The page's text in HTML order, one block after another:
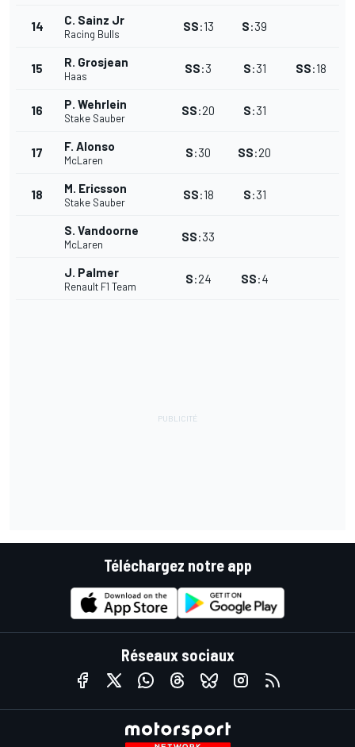
14 C. Sainz Jr
Racing Bulls
SS:13 S:39
15 R. Grosjean
Haas
SS:3 S:31 SS:18
16 P. Wehrlein
Stake Sauber
SS:20 S:31
17 F. Alonso
McLaren
S:30 SS:20
18 M. Ericsson
Stake Sauber
SS:18 S:31
S. Vandoorne
McLaren
SS:33
J. Palmer
Renault F1 Team
S:24 SS:4
Téléchargez notre app
Réseaux sociaux